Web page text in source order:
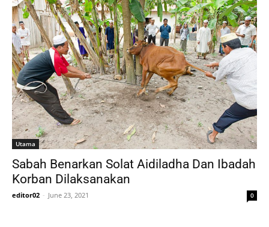
Utama
Sabah Benarkan Solat Aidiladha Dan Ibadah
Korban Dilaksanakan
editor02 - June 23, 2021 0